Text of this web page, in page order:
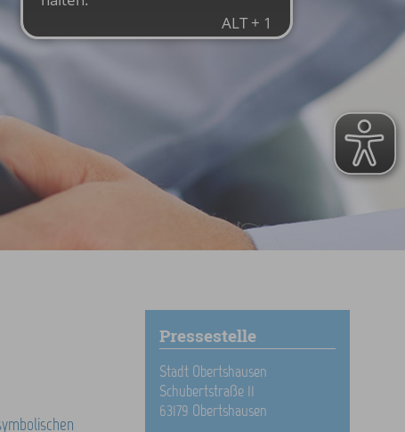
Pressestelle
Stadt Obertshausen
Schubertstraße 11
63179 Obertshausen